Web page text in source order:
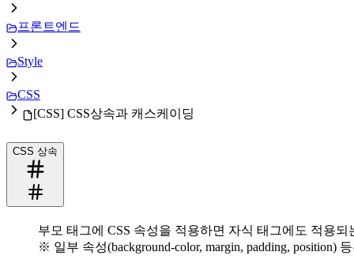
프론트엔드
Style
CSS
[CSS] CSS상속과 캐스케이딩
CSS 상속
부모 태그에 CSS 속성을 적용하면 자식 태그에도 적용되
※ 일부 속성(background-color, margin, padding, position)